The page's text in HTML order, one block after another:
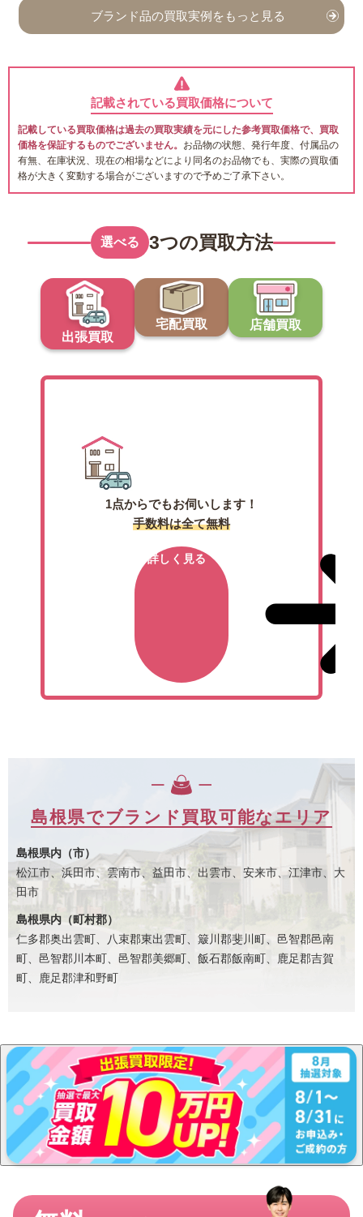
ブランド品の買取実例をもっと見る
記載されている買取価格について
記載している買取価格は過去の買取実績を元にした参考買取価格で、買取
価格を保証するものでございません。 お品物の状態、発行年度、付属品の
有無、在庫状況、現在の相場などにより同名のお品物でも、実際の買取価
格が大きく変動する場合がございますので予めご了承下さい。
選べる 3つの買取方法
出張買取
宅配買取 店舗買取
1点からでもお伺いします！
手数料は全て無料
詳しく見る
島根県でブランド買取可能なエリア
島根県内（市）
松江市、浜田市、雲南市、益田市、出雲市、安来市、江津市、大
田市
島根県内（町村郡）
仁多郡奥出雲町、八束郡東出雲町、簸川郡斐川町、邑智郡邑南
町、邑智郡川本町、邑智郡美郷町、飯石郡飯南町、鹿足郡吉賀
町、鹿足郡津和野町